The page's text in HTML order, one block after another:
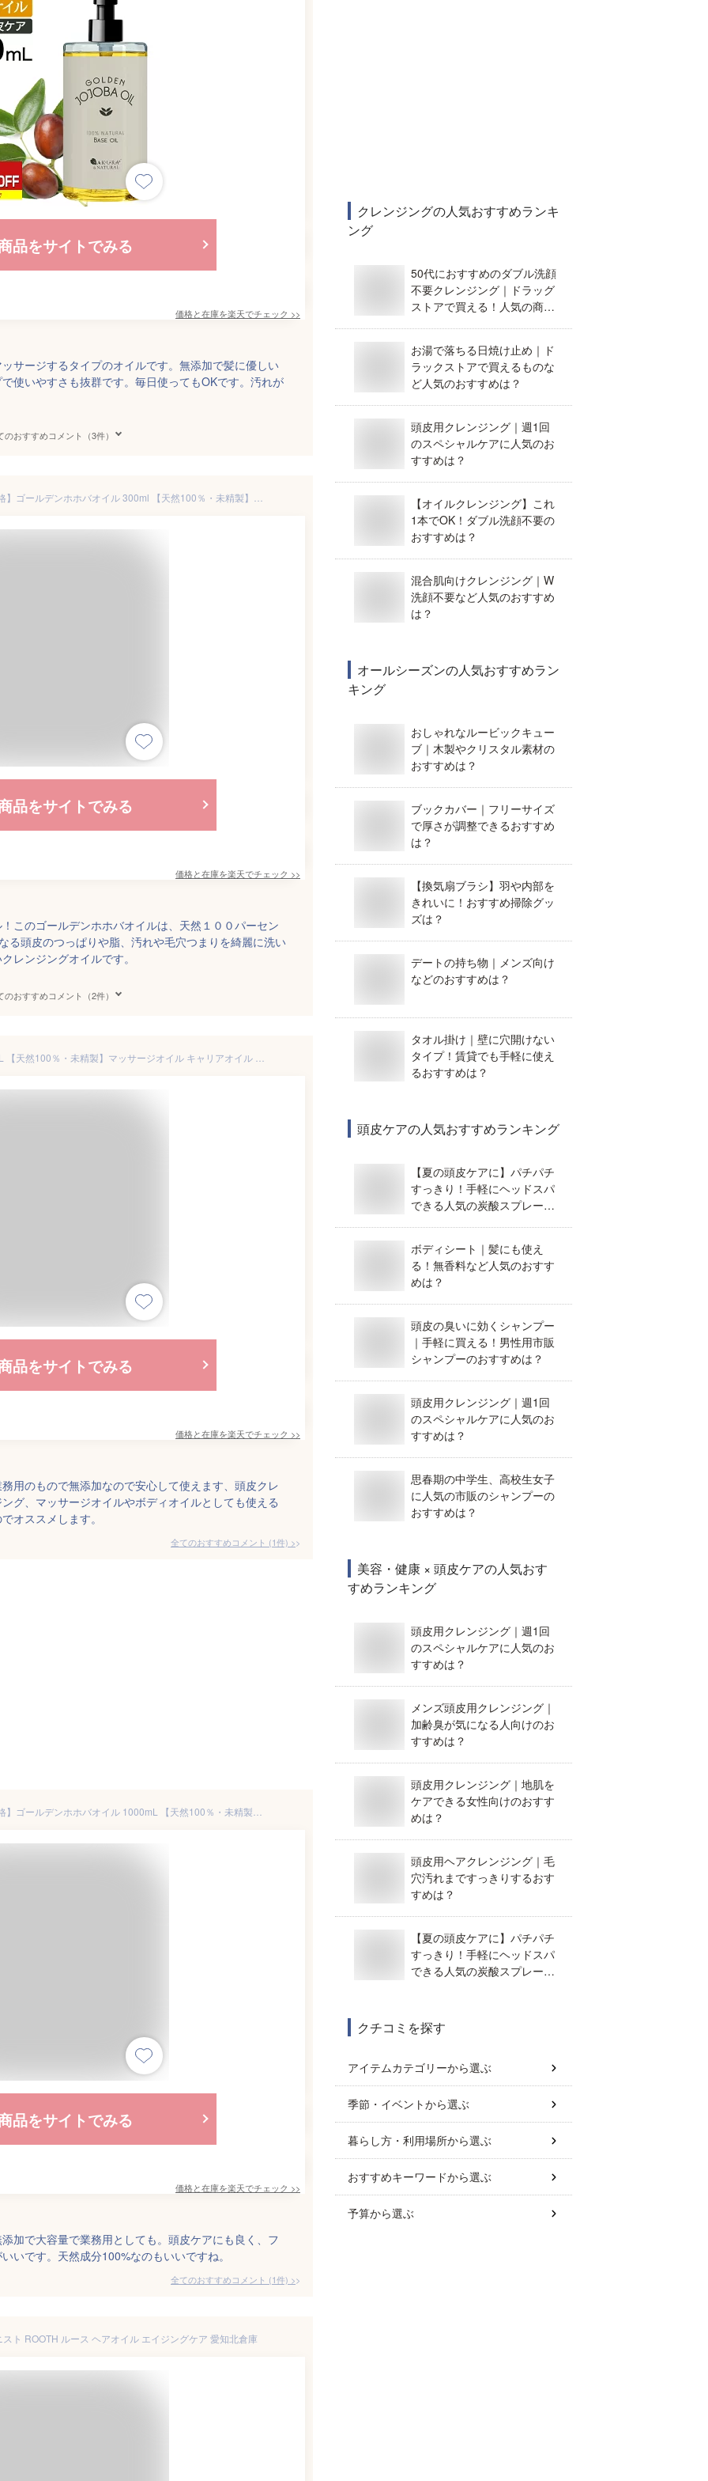
品をサイトでみる
価格と在庫を楽天でチェック >>
サージするタイプのオイルです。無添加で髪に優しい
使いやすさも抜群です。毎日使ってもOKです。汚れが
のおすすめコメント（3件）
品をサイトでみる
価格と在庫を楽天でチェック >>
このゴールデンホホバオイルは、天然１００パーセン
る頭皮のつっぱりや脂、汚れや毛穴つまりを綺麗に洗い
レンジングオイルです。
のおすすめコメント（2件）
品をサイトでみる
価格と在庫を楽天でチェック >>
用のもので無添加なので安心して使えます、頭皮クレ
グ、マッサージオイルやボディオイルとしても使える
オススメします。
全てのおすすめコメント (1件) >
品をサイトでみる
価格と在庫を楽天でチェック >>
加で大容量で業務用としても。頭皮ケアにも良く、フ
いです。天然成分100%なのもいいですね。
全てのおすすめコメント (1件) >
ト ROOTH ルース ヘアオイル エイジングケア 愛知北倉庫
クレンジングの人気おすすめランキ
ング
50代におすすめのダブル洗顔
不要クレンジング｜ドラッグ
ストアで買える！人気の商品
お湯で落ちる日焼け止め｜ド
ラックストアで買えるものな
ど人気のおすすめは？
頭皮用クレンジング｜週1回
のスペシャルケアに人気のお
すすめは？
【オイルクレンジング】これ
1本でOK！ダブル洗顔不要の
おすすめは？
混合肌向けクレンジング｜W
洗顔不要など人気のおすすめ
は？
オールシーズンの人気おすすめラン
キング
おしゃれなルービックキュー
ブ｜木製やクリスタル素材の
おすすめは？
ブックカバー｜フリーサイズ
で厚さが調整できるおすすめ
は？
【換気扇ブラシ】羽や内部を
きれいに！おすすめ掃除グッ
ズは？
デートの持ち物｜メンズ向け
などのおすすめは？
タオル掛け｜壁に穴開けない
タイプ！賃貸でも手軽に使え
るおすすめは？
頭皮ケアの人気おすすめランキング
【夏の頭皮ケアに】パチパチ
すっきり！手軽にヘッドスパ
できる人気の炭酸スプレーを
ボディシート｜髪にも使え
る！無香料など人気のおすす
めは？
頭皮の臭いに効くシャンプー
｜手軽に買える！男性用市販
シャンプーのおすすめは？
頭皮用クレンジング｜週1回
のスペシャルケアに人気のお
すすめは？
思春期の中学生、高校生女子
に人気の市販のシャンプーの
おすすめは？
美容・健康 × 頭皮ケアの人気おす
すめランキング
頭皮用クレンジング｜週1回
のスペシャルケアに人気のお
すすめは？
メンズ頭皮用クレンジング｜
加齢臭が気になる人向けのお
すすめは？
頭皮用クレンジング｜地肌を
ケアできる女性向けのおすす
めは？
頭皮用ヘアクレンジング｜毛
穴汚れまですっきりするおす
すめは？
【夏の頭皮ケアに】パチパチ
すっきり！手軽にヘッドスパ
できる人気の炭酸スプレーを
クチコミを探す
アイテムカテゴリーから選ぶ
季節・イベントから選ぶ
暮らし方・利用場所から選ぶ
おすすめキーワードから選ぶ
予算から選ぶ